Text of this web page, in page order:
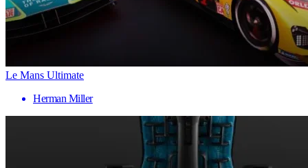
Le Mans Ultimate
Herman Miller